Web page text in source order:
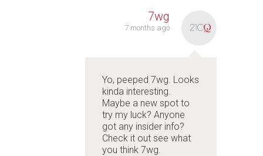
7wg
7 months ago
Yo, peeped 7wg. Looks
kinda interesting.
Maybe a new spot to
try my luck? Anyone
got any insider info?
Check it out see what
you think 7wg.